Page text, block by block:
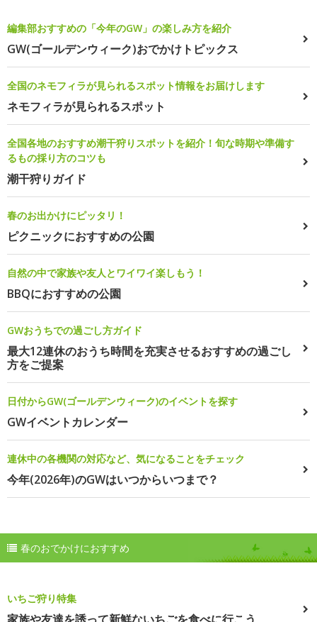
編集部おすすめの「今年のGW」の楽しみ方を紹介
GW(ゴールデンウィーク)おでかけトピックス
全国のネモフィラが見られるスポット情報をお届けします
ネモフィラが見られるスポット
全国各地のおすすめ潮干狩りスポットを紹介！旬な時期や準備す
るもの採り方のコツも
潮干狩りガイド
春のお出かけにピッタリ！
ピクニックにおすすめの公園
自然の中で家族や友人とワイワイ楽しもう！
BBQにおすすめの公園
GWおうちでの過ごし方ガイド
最大12連休のおうち時間を充実させるおすすめの過ごし
方をご提案
日付からGW(ゴールデンウィーク)のイベントを探す
GWイベントカレンダー
連休中の各機関の対応など、気になることをチェック
今年(2026年)のGWはいつからいつまで？
春のおでかけにおすすめ
いちご狩り特集